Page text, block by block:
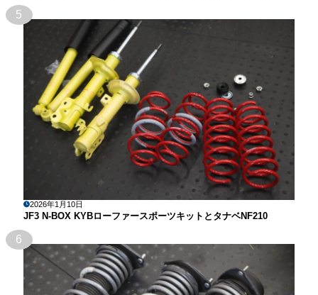
5
2026年1月10日
JF3 N-BOX KYBローファースポーツキットとタナベNF210
6